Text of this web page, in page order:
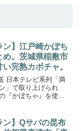
ン】江戸崎かぼち
め。茨城県稲敷市
完熟カボチャ。
日本テレビ系列「満
」で取り上げられ
『かぼちゃ』を使っ
崎かぼちゃ』です。
...
ン】Qサバの昆布